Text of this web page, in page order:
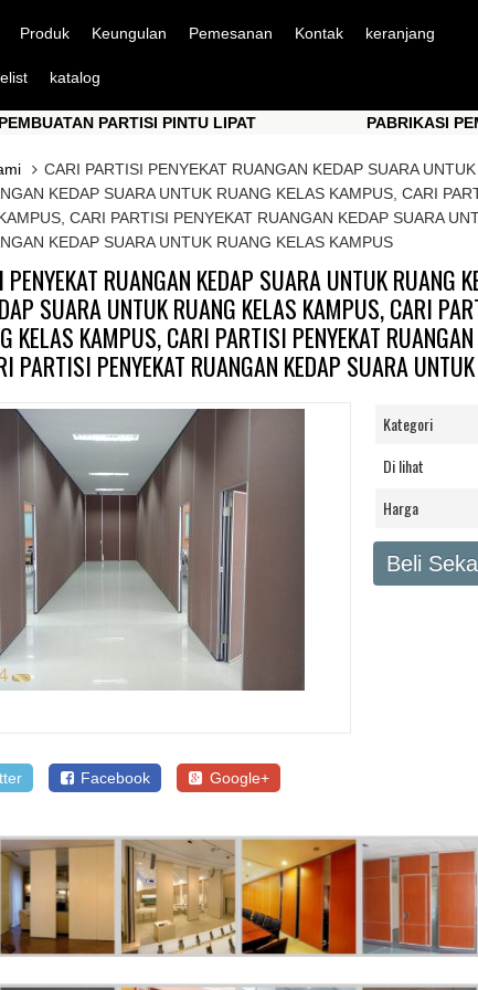
Produk Keungulan Pemesanan Kontak keranjang
katalog
PARTISI PINTU LIPAT PABRIKASI
CARI PARTISI PENYEKAT RUANGAN KEDAP SUARA
KEDAP SUARA UNTUK RUANG KELAS KAMPUS, CARI
CARI PARTISI PENYEKAT RUANGAN KEDAP SUARA
KEDAP SUARA UNTUK RUANG KELAS KAMPUS
RUANGAN KEDAP SUARA UNTUK RUANG
SUARA UNTUK RUANG KELAS KAMPUS, CARI
KELAS KAMPUS, CARI PARTISI PENYEKAT
PARTISI PENYEKAT RUANGAN KEDAP SUARA
Facebook Google+
Kategori
Di lihat
Harga
Beli